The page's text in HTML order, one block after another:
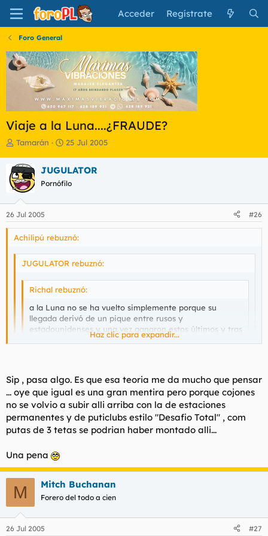
Acceder Regístrate
Foro General
Viaje a la Luna....¿FRAUDE?
I
i
c
i
a
d
o
r
d
Tamarán
F
h
a
e
n
i
i
25 Jul 2005
JUGULATOR
Pornófilo
26 Jul 2005 #26
Achilipú rebuznó:
JUGULATOR rebuznó:
Richal rebuznó:
a la Luna no se ha vuelto simplemente porque su
llegada derivó de un pique entre rusos y
estadounidenses y una vez ganaron estos últimos y tras
ver despues de un par de viajes tripulados más que no
Mi teoria que seguro que igual alguien mas la comenta esla
siguiente. Cuando subieron la primera vez observaron que
alli arrib habia algo raro de cojones , resto de alguna
antigua civilizacion o algo que convenia oculatar al resto
bombardear aquello con bombas nucleares y arrasar esa
que habia para que la gente no supiera nada. Resultado
nunca mas se volvio a ir por el tema de la radiacion.
Porque sino no veo muy logico el que este la orbta esa
espacial en orbita cuando podian hacer una en la luna la
mar de maja e incluso con algo algo de gravedad.
Mucho J.J. Benitez y "Planeta Encantado", no?
Yo todavía me estoy partiendo de risa con el video "auténtico"
e "inédito" de la base extraterrestre en la lune :D
Haz clic para expandir...
Sip , pasa algo. Es que esa teoria me da mucho que pensar
... oye que igual es una gran mentira pero porque cojones
no se volvio a subir alli arriba con la de estaciones
permanentes y de puticlubs estilo "Desafio Total" , com
putas de 3 tetas se podrian haber montado alli...
Una pena
M Mitch Buchanan
Forero del todo a cien
26 Jul 2005 #27